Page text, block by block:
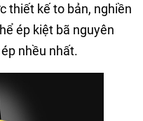
thiết kế to bản, nghiền
ép kiệt bã nguyên
nhều nhất.